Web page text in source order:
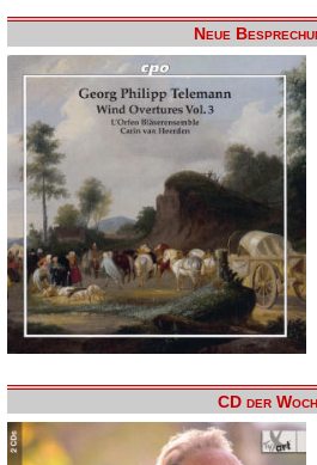
Neue
CD der